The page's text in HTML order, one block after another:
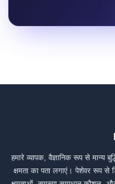
हमारे व्यापक, वैज्ञानिक रूप से मान्य
क्षमता का पता लगाएं। पेशेवर रूप से